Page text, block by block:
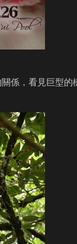
係，看見巨型的